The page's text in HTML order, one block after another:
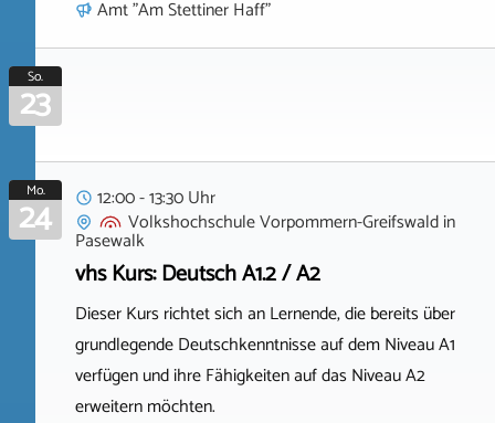
Amt "Am Stettiner Haff"
So.
23
Mo.
24
12:00 - 13:30 Uhr
Volkshochschule Vorpommern-Greifswaldin
Pasewalk
vhs Kurs: Deutsch A1.2 / A2
Dieser Kurs richtet sich an Lernende, die bereits über
grundlegende Deutschkenntnisse auf dem Niveau A1
verfügen und ihre Fähigkeiten auf das Niveau A2
erweitern möchten.